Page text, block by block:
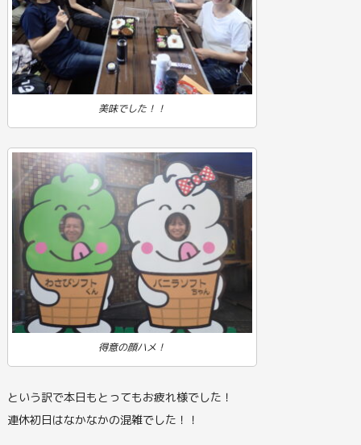
美味でした！！
得意の顔ハメ！
という訳で本日もとってもお疲れ様でした！
連休初日はなかなかの混雑でした！！